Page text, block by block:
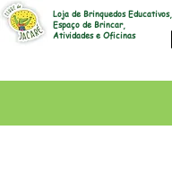
Loja de Brinquedos Educativos,
Espaço de Brincar,
Atividades e Oficinas